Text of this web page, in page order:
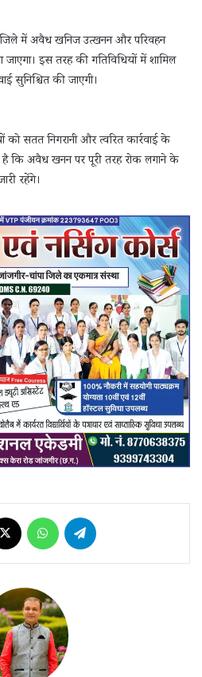
जिले में अवैध खनिज उत्खनन और परिवहन
जाएगा। इस तरह की गतिविधियों में शामिल
सुनिश्चित की जाएगी।
को सतत निगरानी और त्वरित कार्रवाई के
है कि अवैध खनन पर पूरी तरह रोक लगाने के
रहेंगे।
WhatsApp